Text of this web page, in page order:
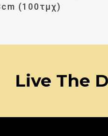
(100τμχ)
Live The